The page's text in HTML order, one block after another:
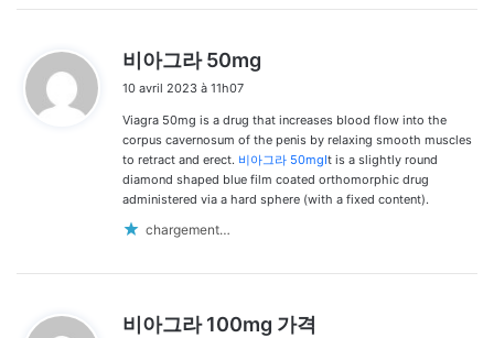
비아그라 50mg
:
10 avril 2023 à 11h07
Viagra 50mg is a drug that increases blood flow into the
corpus cavernosum of the penis by relaxing smooth muscles
to retract and erect. 비아그라 50mgIt is a slightly round
diamond shaped blue film coated orthomorphic drug
administered via a hard sphere (with a fixed content).
chargement…
비아그라 100mg 가격